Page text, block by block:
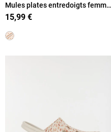
Mules plates entredoigts femme
(36-41)
15,99 €